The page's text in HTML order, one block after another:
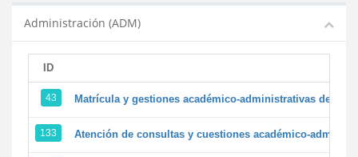
Administración (ADM)
ID
43 Matrícula y gestiones académico-administrativas de la
133 Atención de consultas y cuestiones académico-